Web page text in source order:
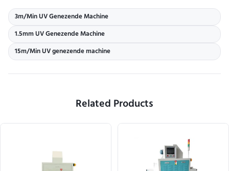
3m/Min UV Genezende Machine
1.5mm UV Genezende Machine
15m/Min UV genezende machine
Related Products